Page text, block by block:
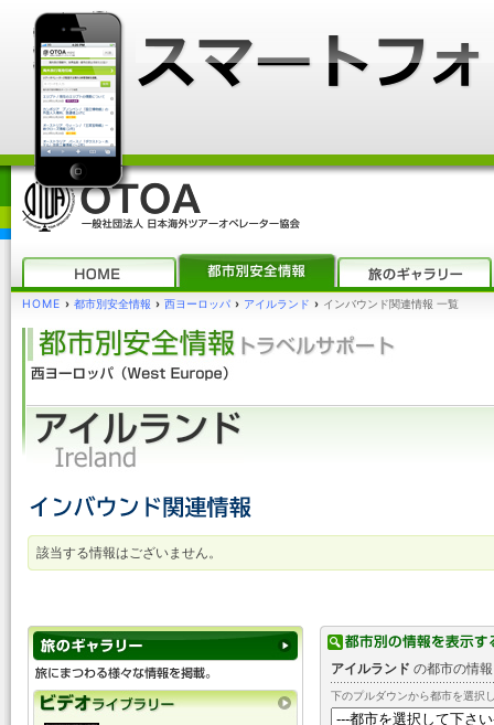
HOME › 都市別安全情報 › 西ヨーロッパ › アイルランド › インバウンド関連情報 一覧
該当する情報はございません。
アイルランド の都市の情
下のプルダウンから都市を選択